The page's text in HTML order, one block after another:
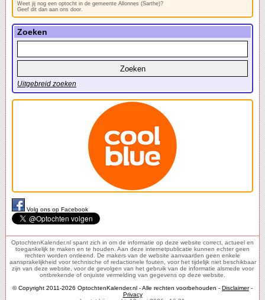
Weet jij nog een optocht in de gemeente Allonnes (Sarthe)?
Geef dit dan aan ons door.
Zoeken
Uitgebreid zoeken
Volg ons op Facebook
OptochtenKalender.nl spant zich in om de informatie op deze website correct, actueel en
toegankelijk te maken en te houden. Aan deze internetpublicatie kunnen echter geen
rechten worden ontleend. De makers van de website aanvaarden geen enkele
aansprakelijkheid voor technische of redactionele fouten, voor het tijdelijk niet beschikbaar
zijn van deze website, voor de gevolgen van het gebruik van de informatie alsmede voor
ontbrekende of onjuiste vermelding van gegevens op deze website.
© Copyright 2011-2026 OptochtenKalender.nl - Alle rechten voorbehouden - Disclaimer-
Privacy